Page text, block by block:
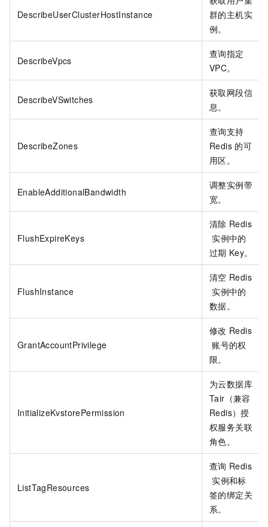
DescribeUserClusterHostInstance
群的主机实
例。
DescribeVpcs
查询指定
VPC。
DescribeVSwitches
获取网段信
息。
DescribeZones
查询支持
Redis 的可
用区。
EnableAdditionalBandwidth
调整实例带
宽。
FlushExpireKeys
清除 Redis
实例中的
过期 Key。
FlushInstance
清空 Redis
实例中的
数据。
GrantAccountPrivilege
修改 Redis
账号的权
限。
InitializeKvstorePermission
为云数据库
Tair（兼容
Redis）授
权服务关联
角色。
ListTagResources
查询 Redis
实例和标
签的绑定关
系。